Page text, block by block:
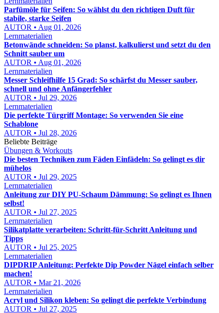
Parfümöle für Seifen: So wählst du den richtigen Duft für
stabile, starke Seifen
AUTOR • Aug 01, 2026
Lernmaterialien
Betonwände schneiden: So planst, kalkulierst und setzt du den
Schnitt sauber um
AUTOR • Aug 01, 2026
Lernmaterialien
Messer Schleifhilfe 15 Grad: So schärfst du Messer sauber,
schnell und ohne Anfängerfehler
AUTOR • Jul 29, 2026
Lernmaterialien
Die perfekte Türgriff Montage: So verwenden Sie eine
Schablone
AUTOR • Jul 28, 2026
Beliebte Beiträge
Übungen & Workouts
Die besten Techniken zum Fäden Einfädeln: So gelingt es dir
mühelos
AUTOR • Jul 29, 2025
Lernmaterialien
Anleitung zur DIY PU-Schaum Dämmung: So gelingt es Ihnen
selbst!
AUTOR • Jul 27, 2025
Lernmaterialien
Silikatplatte verarbeiten: Schritt-für-Schritt Anleitung und
Tipps
AUTOR • Jul 25, 2025
Lernmaterialien
DIPDRIP Anleitung: Perfekte Dip Powder Nägel einfach selber
machen!
AUTOR • Mar 21, 2026
Lernmaterialien
Acryl und Silikon kleben: So gelingt die perfekte Verbindung
AUTOR • Jul 27, 2025